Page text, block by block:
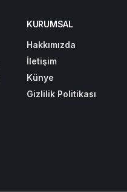
KURUMSAL
Hakkımızda
İletişim
Künye
Gizlilik Politikası